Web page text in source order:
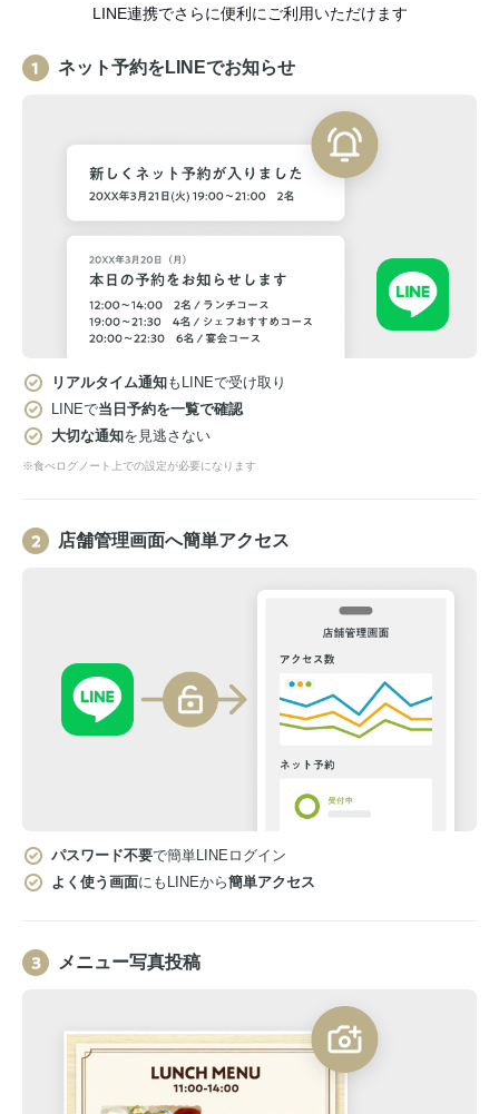
LINE連携でさらに便利にご利用いただけます
ネット予約をLINEでお知らせ
リアルタイム通知もLINEで受け取り
LINEで当日予約を一覧で確認
大切な通知を見逃さない
※食べログノート上での設定が必要になります
店舗管理画面へ簡単アクセス
パスワード不要で簡単LINEログイン
よく使う画面にもLINEから簡単アクセス
メニュー写真投稿